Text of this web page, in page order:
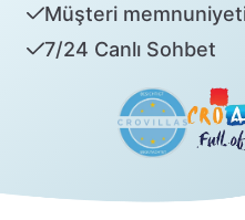
Müşteri
7/24 Canlı Sohbet